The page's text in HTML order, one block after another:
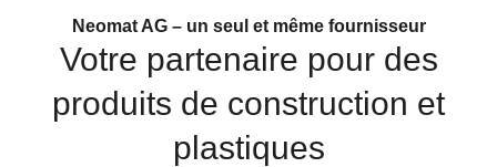
Neomat AG – un seul et même fournisseur
Votre partenaire pour des
produits de construction et
plastiques